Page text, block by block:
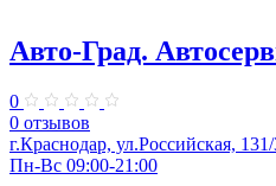
Авто-Град.
0
0 отзывов
г.Краснодар, ул.Российская,
Пн-Вс 09:00-21:00